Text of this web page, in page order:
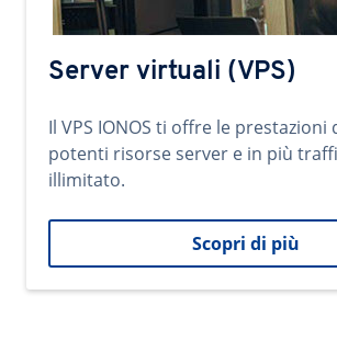
Server virtuali (VPS)
Il VPS IONOS ti offre le prestazioni
potenti risorse server e in più
illimitato.
Scopri di più